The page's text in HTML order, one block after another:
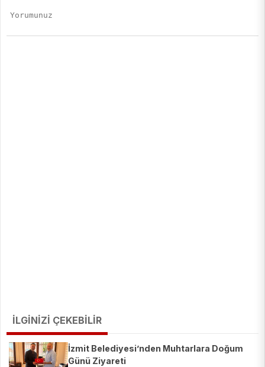
İLGİNİZİ ÇEKEBİLİR
İzmit Belediyesi’nden Muhtarlara Doğum
Günü Ziyareti